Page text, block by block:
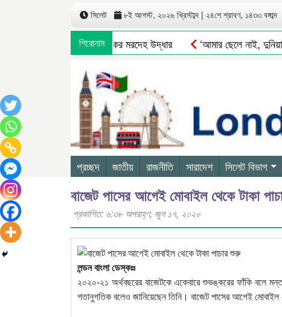
সিলেট ৮ই আগস্ট, ২০২৬ খ্রিস্টাব্দ | ২৪শে শ্রাবণ, ১৪৩৩ বঙ্গাব্দ
শিরোনাম
৩ দিন পর নিখোঁজ শ্রমিকের মরদেহ উদ্ধার ‘আমার ছেলে নাই, দুনিয়া
প্রচ্ছদ জাতীয় রাজনীতি সারাদেশ সিলেট বিভাগ
বাজেট পাসের আগেই মোবাইল থেকে টাকা
প্রকাশিত: ৬:৩৮ অপরাহ্ণ, জুন ১৭, ২০২০
লন্ডন বাংলা ডেস্কঃঃ
২০২০-২১ অর্থবছরের বাজেটকে একেবারে শুভঙ্করের ফাঁকি বলে
গতানুগতিক বলেও জানিয়েছেন তিনি। বাজেট পাসের আগেই